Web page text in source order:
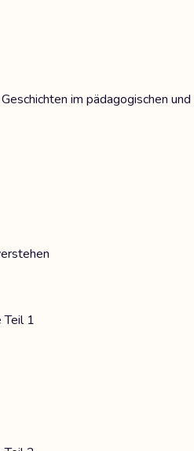
im pädagogischen und
Teil 1